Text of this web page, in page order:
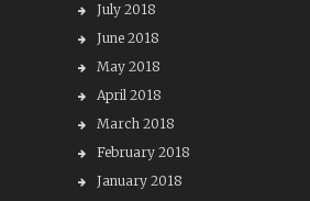
July 2018
June 2018
May 2018
April 2018
March 2018
February 2018
January 2018